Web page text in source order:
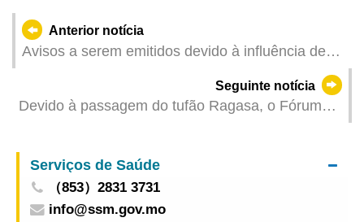
Anterior notícia
Avisos a serem emitidos devido à influência de
Seguinte notícia
Devido à passagem do tufão Ragasa, o Fórum
(GLSTF2025, na sigla inglesa) será cancelado
Serviços de Saúde
（853）2831 3731
info@ssm.gov.mo